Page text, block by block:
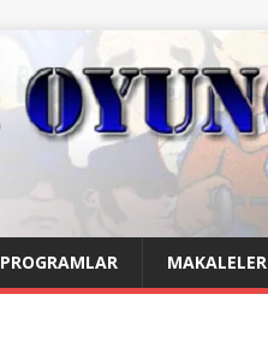
PROGRAMLAR MAKALELER